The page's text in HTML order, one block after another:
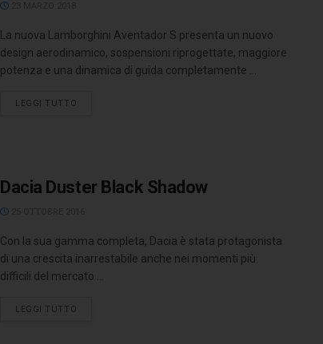
La nuova Lamborghini Aventador S presenta un nuovo
design aerodinamico, sospensioni riprogettate, maggiore
potenza e una dinamica di guida completamente ...
LEGGI TUTTO
Dacia Duster Black Shadow
Con la sua gamma completa, Dacia è stata protagonista
di una crescita inarrestabile anche nei momenti più
difficili del mercato ...
LEGGI TUTTO